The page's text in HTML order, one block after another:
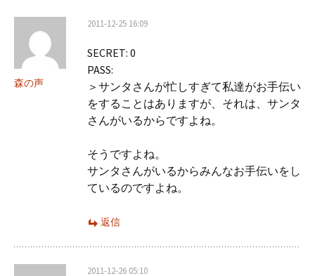
森の声
2011-12-25 16:09
SECRET: 0
PASS:
＞サンタさんが忙しすぎて私達がお手伝い
をすることはありますが、それは、サンタ
さんがいるからですよね。
そうですよね。
サンタさんがいるからみんなお手伝いをし
ているのですよね。
返信
2011-12-26 05:10